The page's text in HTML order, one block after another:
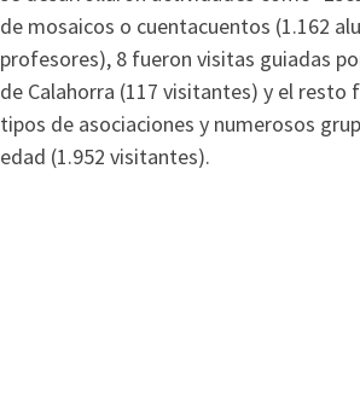
de mosaicos o cuentacuentos (1.162
profesores), 8 fueron visitas guiadas
de Calahorra (117 visitantes) y el resto
tipos de asociaciones y numerosos
edad (1.952 visitantes).